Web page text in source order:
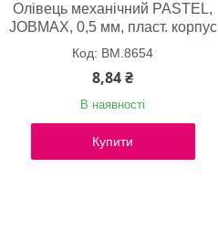
Олівець механічний PASTEL,
JOBMAX, 0,5 мм, пласт. корпус
BM.8654
8,84 ₴
В наявності
Купити